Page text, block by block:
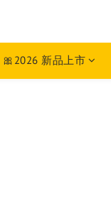
🎀2026 新品上市